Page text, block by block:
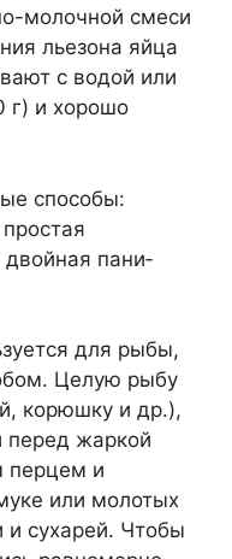
молочной смеси
лье­зона яйца
с водой или
г) и хорошо
способы:
двойная пани­
для рыбы,
Целую рыбу
корюшку и др.),
перед жаркой
перцем и
или молотых
и сухарей. Что­бы